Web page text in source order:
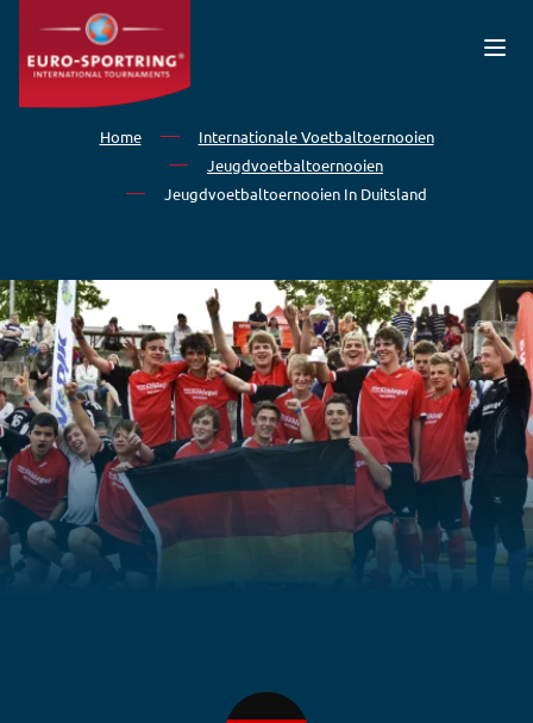
Overslaan en naar de inhoud gaan
Home
Internationale Voetbaltoernooien
Jeugdvoetbaltoernooien
Jeugdvoetbaltoernooien In Duitsland